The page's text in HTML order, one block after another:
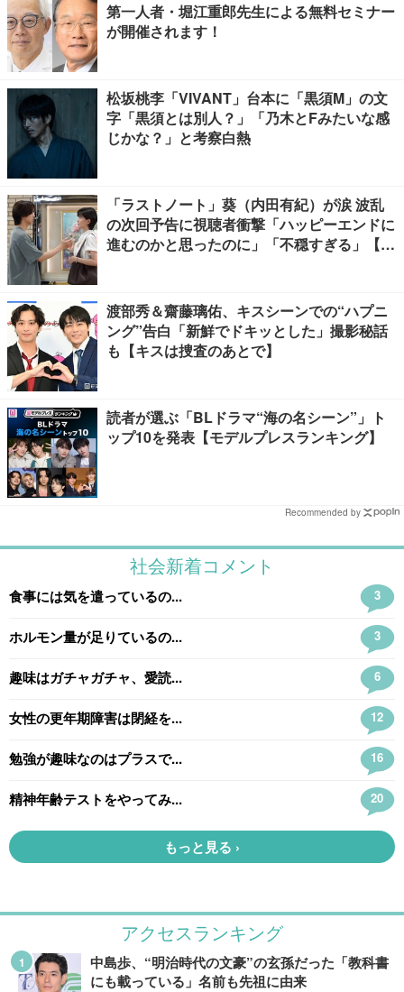
第一人者・堀江重郎先生による無料セミナー
が開催されます！
松坂桃李「VIVANT」台本に「黒須M」の文
字「黒須とは別人？」「乃木とFみたいな感
じかな？」と考察白熱
「ラストノート」葵（内田有紀）が涙 波乱
の次回予告に視聴者衝撃「ハッピーエンドに
進むのかと思ったのに」「不穏すぎる」【ネ
渡部秀＆齋藤璃佑、キスシーンでの“ハプニ
ング”告白「新鮮でドキッとした」撮影秘話
も【キスは捜査のあとで】
読者が選ぶ「BLドラマ“海の名シーン”」ト
ップ10を発表【モデルプレスランキング】
Recommended by
アクセスランキング
中島歩、“明治時代の文豪”の玄孫だった「教科書
にも載っている」名前も先祖に由来